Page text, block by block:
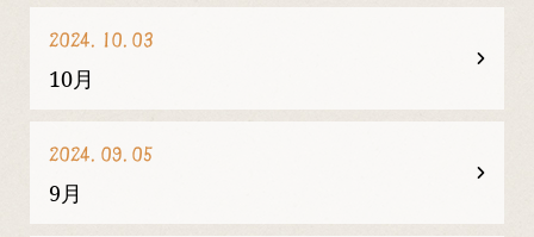
2024.10.03
10月
2024.09.05
9月